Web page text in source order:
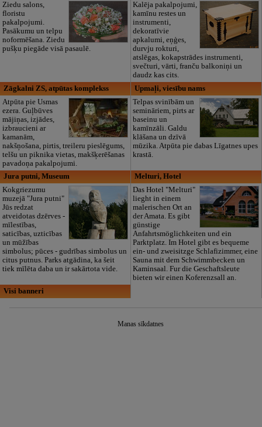
Ziedu salons,
floristu
pakalpojumi.
Pasākumu un telpu
noformēšana. Ziedu
pušķu piegāde visā pasaulē.
Kalēja pakalpojumi,
kamīnu restes un
instrumenti,
dekoratīvie
apkalumi, eņģes,
durvju rokturi,
atslēgas, kokapstrādes instrumenti,
svečturi, vārti, franču balkoniņi un
daudz kas cits.
Zāgkalni ZS, atpūtas komplekss
Atpūta pie Usmas
ezera. Guļbūves
mājiņas, izjādes,
izbraucieni ar
kamanām,
nakšņošana, pirtis, treileru pieslēgums,
telšu un piknika vietas, makšķerēšanas
pavadoņa pakalpojumi.
Upmaļi, viesību nams
Telpas svinībām un
semināriem, pirts ar
baseinu un
kamīnzāli. Galdu
klāšana un dzīvā
mūzika. Atpūta pie dabas Līgatnes upes
krastā.
Jura putni, Museum
Kokgriezumu
muzejā "Jura putni"
Jūs redzat
atveidotas dzērves -
mīlestības,
saticības, uzticības
un mūžības
simbolus; pūces - gudrības simbolus un
citus putnus. Parks atgādina, ka šeit
tiek mīlēta daba un ir sakārtota vide.
Melturi, Hotel
Das Hotel "Melturi"
lieght in einem
malerischen Ort an
der Amata. Es gibt
günstige
Anfahrtsmöglichkeiten und ein
Parktplatz. Im Hotel gibt es bequeme
ein- und zweisitzge Schlafizimmer, eine
Sauna mit dem Schwimmbecken un
Kaminsaal. Fur die Geschaftsleute
bieten wir einen Koferenzsall an.
Visi banneri
Manas sīkdatnes